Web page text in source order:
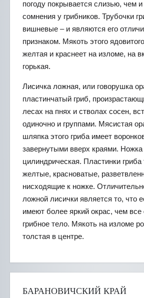
погоду покрывается слизью, чем
сомнения у грибников. Трубочки
вишневые – и являются его
признаком. Мякоть этого
желтая и краснеет на изломе, на
горькая.
Лисичка ложная, или говорушка
пластинчатый гриб,
лесах на пнях и стволах сосен,
одиночно и группами. Мясистая
шляпка этого гриба имеет
завернутыми вверх краями.
цилиндрическая. Пластинки
желтые, красноватые,
нисходящие к ножке.
ложной лисички является то, что
имеют более яркий окрас, чем все
грибное тело. Мякоть на изломе
толстая в центре.
БАРАНОВИЧСКИЙ КРАЙ